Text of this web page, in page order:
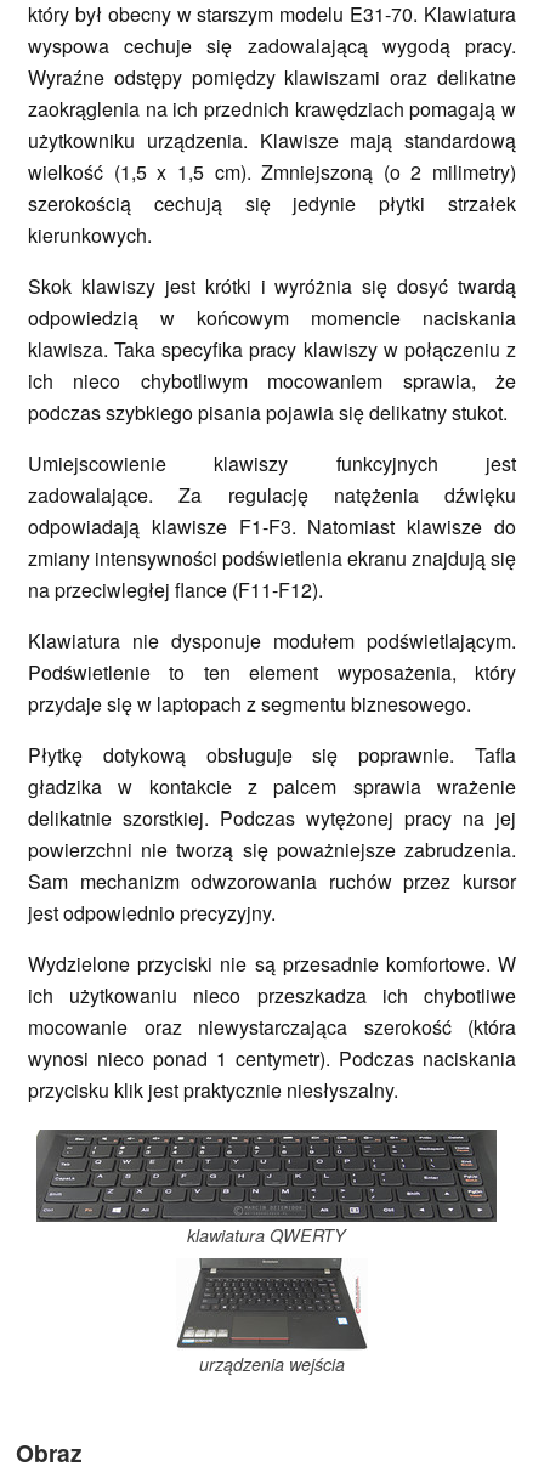
który był obecny w starszym modelu E31-70. Klawiatura
wyspowa cechuje się zadowalającą wygodą pracy.
Wyraźne odstępy pomiędzy klawiszami oraz delikatne
zaokrąglenia na ich przednich krawędziach pomagają w
użytkowniku urządzenia. Klawisze mają standardową
wielkość (1,5 x 1,5 cm). Zmniejszoną (o 2 milimetry)
szerokością cechują się jedynie płytki strzałek
kierunkowych.
Skok klawiszy jest krótki i wyróżnia się dosyć twardą
odpowiedzią w końcowym momencie naciskania
klawisza. Taka specyfika pracy klawiszy w połączeniu z
ich nieco chybotliwym mocowaniem sprawia, że
podczas szybkiego pisania pojawia się delikatny stukot.
Umiejscowienie klawiszy funkcyjnych jest
zadowalające. Za regulację natężenia dźwięku
odpowiadają klawisze F1-F3. Natomiast klawisze do
zmiany intensywności podświetlenia ekranu znajdują się
na przeciwległej flance (F11-F12).
Klawiatura nie dysponuje modułem podświetlającym.
Podświetlenie to ten element wyposażenia, który
przydaje się w laptopach z segmentu biznesowego.
Płytkę dotykową obsługuje się poprawnie. Tafla
gładzika w kontakcie z palcem sprawia wrażenie
delikatnie szorstkiej. Podczas wytężonej pracy na jej
powierzchni nie tworzą się poważniejsze zabrudzenia.
Sam mechanizm odwzorowania ruchów przez kursor
jest odpowiednio precyzyjny.
Wydzielone przyciski nie są przesadnie komfortowe. W
ich użytkowaniu nieco przeszkadza ich chybotliwe
mocowanie oraz niewystarczająca szerokość (która
wynosi nieco ponad 1 centymetr). Podczas naciskania
przycisku klik jest praktycznie niesłyszalny.
klawiatura QWERTY
urządzenia wejścia
Obraz